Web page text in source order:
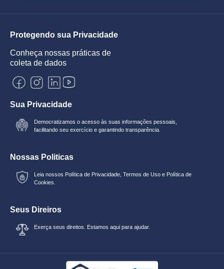
Protegendo sua Privacidade
Conheça nossas práticas de
coleta de dados
Sua Privacidade
Democratizamos o acesso às suas informações pessoais,
facilitando seu exercício e garantindo transparência.
Nossas Politicas
Leia nossos Política de Privacidade ,Termos de Uso e Política de
Cookies.
Seus Direiros
Exerça seus direitos. Estamos aqui para ajudar.